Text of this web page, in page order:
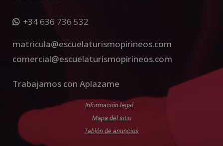
+34 636 736 532
matricula@escuelaturismopirineos.com
comercial@escuelaturismopirineos.com
Trabajamos con Aplazame
Información legal
Mapa del sitio
Tablón de anuncios